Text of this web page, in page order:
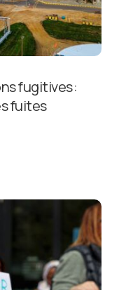
fugitives :
fuites